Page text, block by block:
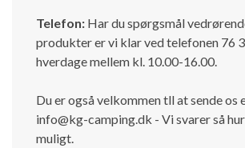
Telefon: Har du spørgsmål
produkter er vi klar ved telefonen 76
hverdage mellem kl. 10.00-16.00.
Du er også velkommen tll at sende os
info@kg-camping.dk - Vi svarer så
muligt.